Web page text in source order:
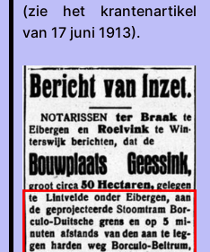
(zie het krantenartikel
van 17 juni 1913).